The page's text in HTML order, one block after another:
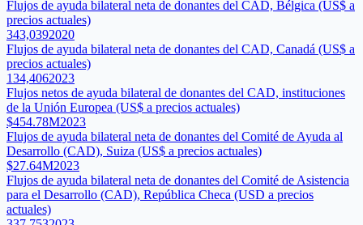
Flujos de ayuda bilateral neta de donantes del CAD, Bélgica (US$ a
precios actuales)
343,0392020
Flujos de ayuda bilateral neta de donantes del CAD, Canadá (US$ a
precios actuales)
134,4062023
Flujos netos de ayuda bilateral de donantes del CAD, instituciones
de la Unión Europea (US$ a precios actuales)
$454.78M2023
Flujos de ayuda bilateral neta de donantes del Comité de Ayuda al
Desarrollo (CAD), Suiza (US$ a precios actuales)
$27.64M2023
Flujos de ayuda bilateral neta de donantes del Comité de Asistencia
para el Desarrollo (CAD), República Checa (USD a precios
actuales)